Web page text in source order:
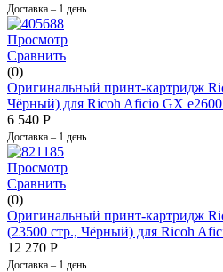
Доставка – 1 день
Просмотр
Сравнить
(0)
Оригинальный принт-картридж
Чёрный) для Ricoh​ Aficio GX
6 540 Р
Доставка – 1 день
Просмотр
Сравнить
(0)
Оригинальный принт-картридж
(23500 стр., Чёрный) для Ricoh​
12 270 Р
Доставка – 1 день